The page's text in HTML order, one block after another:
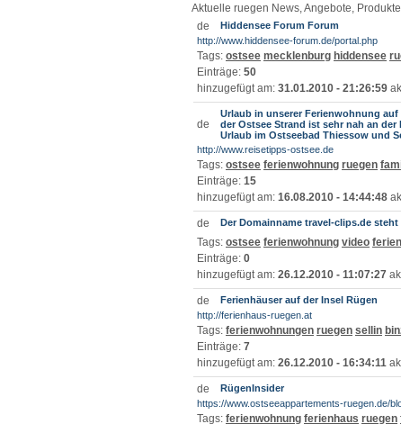
Aktuelle ruegen News, Angebote,
Hiddensee Forum Forum
http://www.hiddensee-forum.de/portal.php
Tags: ostsee mecklenburg hiddensee
Einträge: 50
hinzugefügt am: 31.01.2010 - 21:26:59
Urlaub in unserer Ferienwohnung
der Ostsee Strand ist sehr nah an
Urlaub im Ostseebad Thiessow und
http://www.reisetipps-ostsee.de
Tags: ostsee ferienwohnung ruegen
Einträge: 15
hinzugefügt am: 16.08.2010 - 14:44:48
Der Domainname travel-clips.de steht
Tags: ostsee ferienwohnung video
Einträge: 0
hinzugefügt am: 26.12.2010 - 11:07:27
Ferienhäuser auf der Insel Rügen
http://ferienhaus-ruegen.at
Tags: ferienwohnungen ruegen sellin
Einträge: 7
hinzugefügt am: 26.12.2010 - 16:34:11
RügenInsider
https://www.ostseeappartements-ruegen.de/
Tags: ferienwohnung ferienhaus ruegen